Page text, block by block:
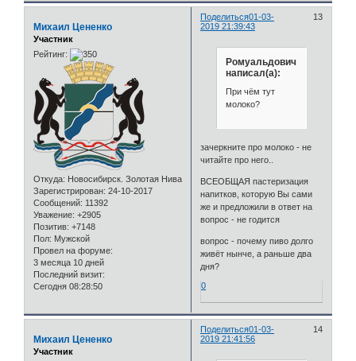
Поделиться 13
01-03-
2019 21:39:43
Михаил Цененко
Участник
Рейтинг:
Откуда: Новосибирск. Золотая Нива
Зарегистрирован: 24-10-2017
Сообщений: 11392
Уважение: +2905
Позитив: +7148
Пол: Мужской
Провел на форуме:
3 месяца 10 дней
Последний визит:
Сегодня 08:28:50
Ромуальдович
написал(а):
При чём тут
молоко?
зачеркните про молоко - не
читайте про него..
ВСЕОБЩАЯ пастеризация
напитков, которую Вы сами
же и предложили в ответ на
вопрос - не годится
вопрос - почему пиво долго
живёт нынче, а раньше два
дня?
0
Поделиться 14
01-03-
2019 21:41:56
Михаил Цененко
Участник